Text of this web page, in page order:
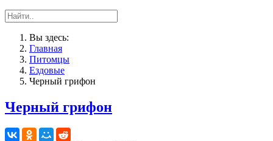
Вы здесь:
Главная
Питомцы
Ездовые
Черный грифон
Черный грифон